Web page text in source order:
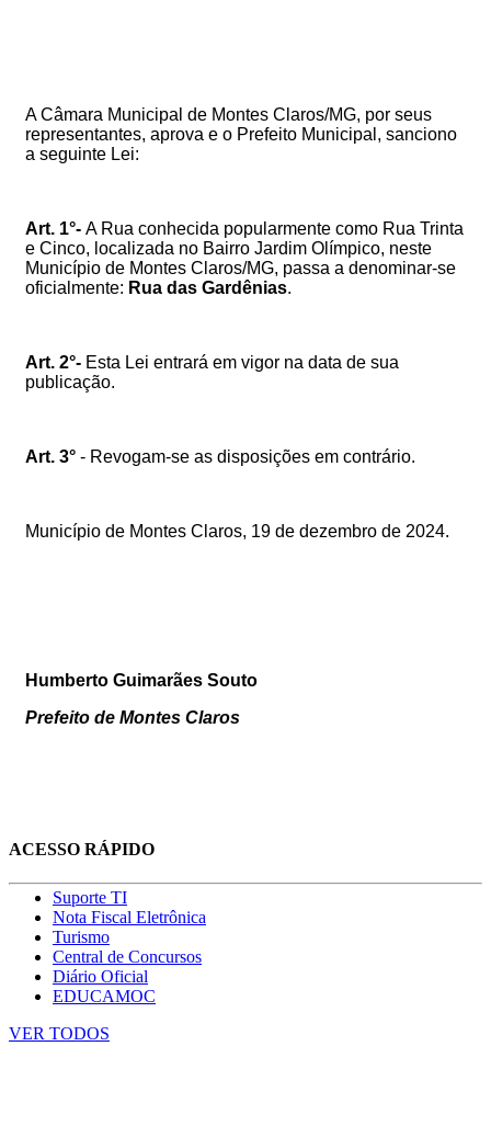
A Câmara Municipal de Montes Claros/MG, por seus
representantes, aprova e o Prefeito Municipal, sanciono
a seguinte Lei:
Art. 1°- A Rua conhecida popularmente como Rua Trinta
e Cinco, localizada no Bairro Jardim Olímpico, neste
Município de Montes Claros/MG, passa a denominar-se
oficialmente: Rua das Gardênias.
Art. 2°- Esta Lei entrará em vigor na data de sua
publicação.
Art. 3° - Revogam-se as disposições em contrário.
Município de Montes Claros, 19 de dezembro de 2024.
Humberto Guimarães Souto
Prefeito de Montes Claros
ACESSO RÁPIDO
Suporte TI
Nota Fiscal Eletrônica
Turismo
Central de Concursos
Diário Oficial
EDUCAMOC
VER TODOS